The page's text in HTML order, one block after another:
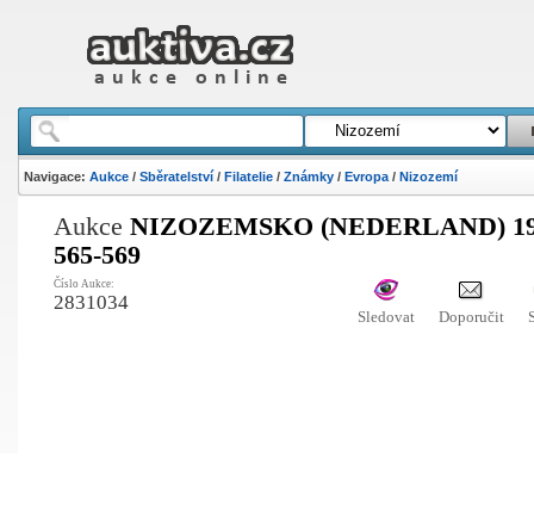
Navigace: Aukce/ Sběratelství/ Filatelie/ Známky/ Evropa/ Nizozemí
Aukce NIZOZEMSKO (NEDERLAND)
565-569
Číslo Aukce:
2831034
Sledovat Doporučit